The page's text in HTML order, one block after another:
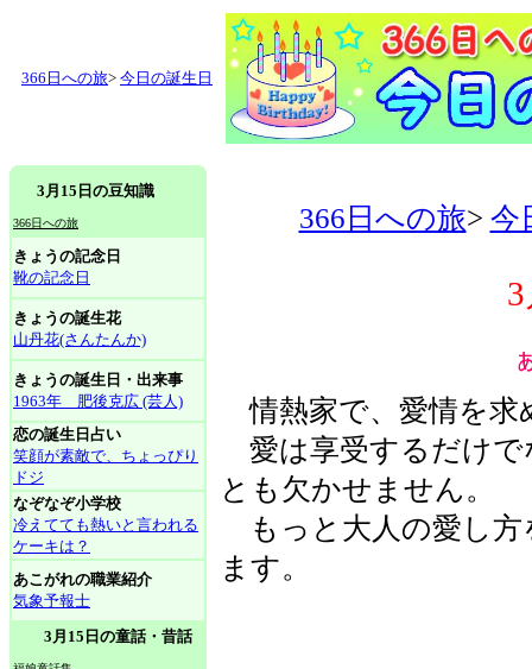
366日への旅> 今日の誕生日
3月15日の豆知識
366日への旅
きょうの記念日
靴の記念日
きょうの誕生花
山丹花(さんたんか)
きょうの誕生日・出来事
1963年 肥後克広 (芸人)
恋の誕生日占い
笑顔が素敵で、ちょっぴり
ドジ
なぞなぞ小学校
冷えてても熱いと言われる
ケーキは？
あこがれの職業紹介
気象予報士
3月15日の童話・昔話
366日への旅> 今
情熱家で、愛情を求
愛は享受するだけで
とも欠かせません。
もっと大人の愛し方
ます。